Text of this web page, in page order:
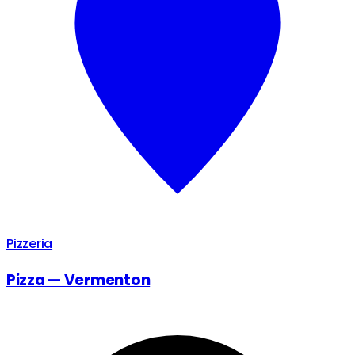
Pizzeria
Pizza — Vermenton